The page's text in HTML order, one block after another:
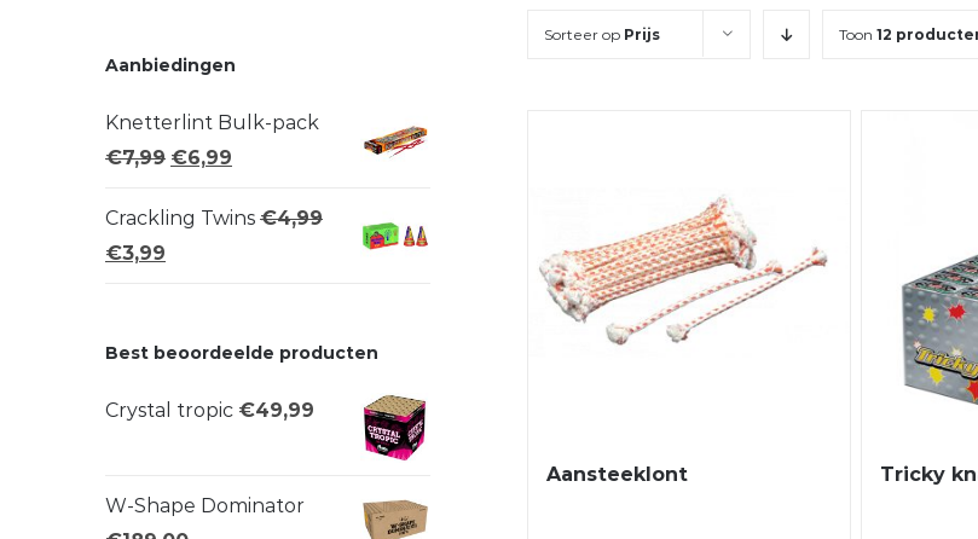
Sorteer op Prijs Toon12
Aansteeklont Tricky
Aanbiedingen
Knetterlint Bulk-pack
€7,99 Oorspronkelijke
was:
€6,99
is:
Crackling Twins €4,99
Oorspronkelijke
€4,99.
€3,99
€3,99.
Best beoordeelde producten
Crystal tropic €49,99
W-Shape Dominator